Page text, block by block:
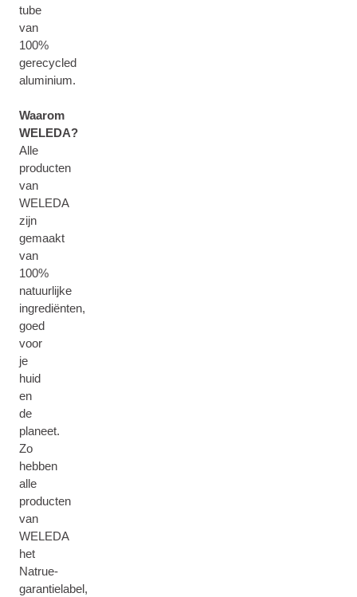
tube
van
100%
gerecycled
aluminium.
Waarom
WELEDA?
Alle
producten
van
WELEDA
zijn
gemaakt
van
100%
natuurlijke
ingrediënten,
goed
voor
je
huid
en
de
planeet.
Zo
hebben
alle
producten
van
WELEDA
het
Natrue-
garantielabel,